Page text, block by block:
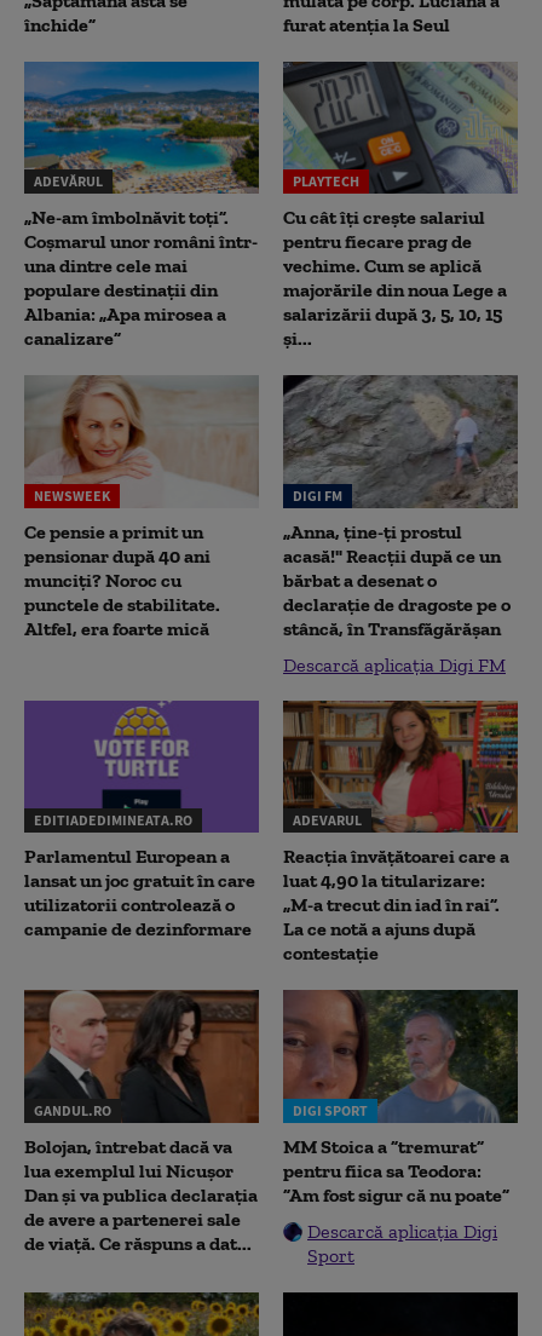
închide”
furat atenția la Seul
ADEVĂRUL
„Ne-am îmbolnăvit toți”.
Coșmarul unor români într-
una dintre cele mai
populare destinații din
Albania: „Apa mirosea a
canalizare”
PLAYTECH
Cu cât îți crește salariul
pentru fiecare prag de
vechime. Cum se aplică
majorările din noua Lege a
salarizării după 3, 5, 10, 15
și...
NEWSWEEK
Ce pensie a primit un
pensionar după 40 ani
munciți? Noroc cu
punctele de stabilitate.
Altfel, era foarte mică
DIGI FM
„Anna, ţine-ţi prostul
acasă!" Reacţii după ce un
bărbat a desenat o
declaraţie de dragoste pe o
stâncă, în Transfăgărăşan
Descarcă aplicația Digi FM
EDITIADEDIMINEATA.RO
Parlamentul European a
lansat un joc gratuit în care
utilizatorii controlează o
campanie de dezinformare
ADEVARUL
Reacția învățătoarei care a
luat 4,90 la titularizare:
„M-a trecut din iad în rai”.
La ce notă a ajuns după
contestație
GANDUL.RO
Bolojan, întrebat dacă va
lua exemplul lui Nicușor
Dan și va publica declarația
de avere a partenerei sale
de viață. Ce răspuns a dat...
DIGI SPORT
MM Stoica a ”tremurat”
pentru fiica sa Teodora:
”Am fost sigur că nu poate”
Descarcă aplicația Digi
Sport